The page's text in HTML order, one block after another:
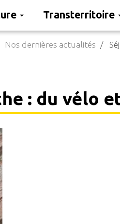
Transterritoire
Nos dernières actualités
: du vélo